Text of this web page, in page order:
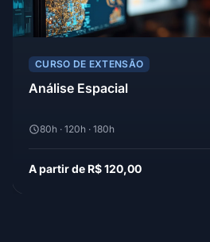
CURSO DE EXTENSÃO
Análise Espacial
80h · 120h · 180h
A partir de R$ 120,00